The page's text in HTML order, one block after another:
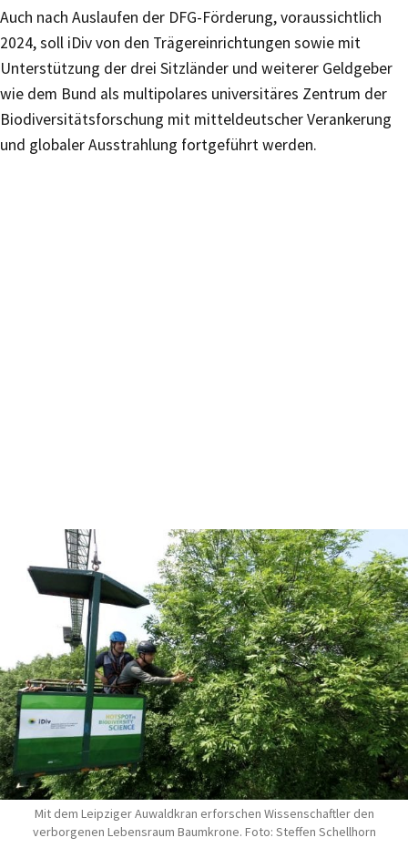
Auch nach Auslaufen der DFG-Förderung, voraussichtlich
2024, soll iDiv von den Trägereinrichtungen sowie mit
Unterstützung der drei Sitzländer und weiterer Geldgeber
wie dem Bund als multipolares universitäres Zentrum der
Biodiversitätsforschung mit mitteldeutscher Verankerung
und globaler Ausstrahlung fortgeführt werden.
Mit dem Leipziger Auwaldkran erforschen Wissenschaftler den
verborgenen Lebensraum Baumkrone. Foto: Steffen Schellhorn